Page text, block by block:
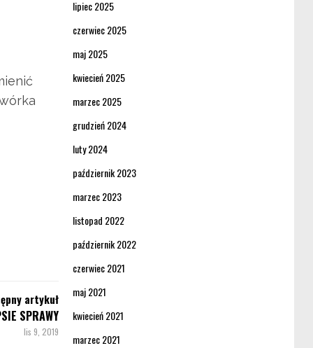
artykuł
SPRAWY
lis 9, 2019
lipiec 2025
czerwiec 2025
maj 2025
kwiecień 2025
marzec 2025
grudzień 2024
luty 2024
październik 2023
marzec 2023
listopad 2022
październik 2022
czerwiec 2021
maj 2021
kwiecień 2021
marzec 2021